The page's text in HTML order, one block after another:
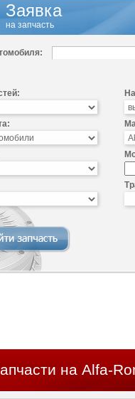
Заявка
на запчасть
на Alfa-